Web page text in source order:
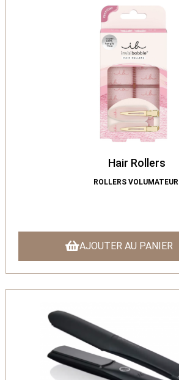
Hair Rollers
ROLLERS VOLUMATEUR
AJOUTER AU PANIER